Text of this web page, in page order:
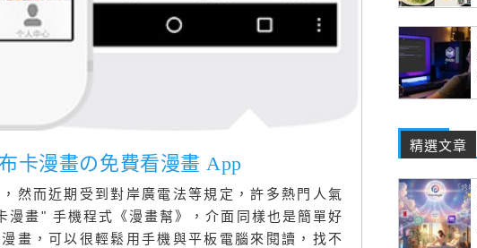
卡漫畫の免費看漫畫 App
然而近期受到對岸廣電法等規定，許多熱門人氣
漫畫" 手機程式《漫畫幫》，介面同樣也是簡單好
畫，可以很輕鬆用手機與平板電腦來閱讀，找不
精選文章